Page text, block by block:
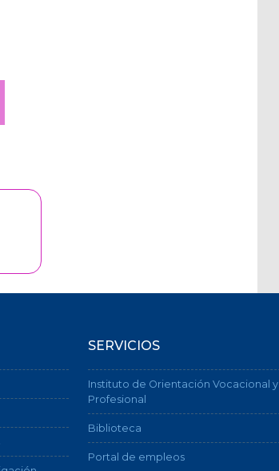
SERVICIOS
Instituto de Orientación Vocacional y
Profesional
Biblioteca
Portal de empleos